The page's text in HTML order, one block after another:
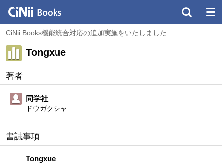
CiNii Books機能統合対応の追加実施をいたしました
Tongxue
著者
同学社
ドウガクシャ
書誌事項
Tongxue